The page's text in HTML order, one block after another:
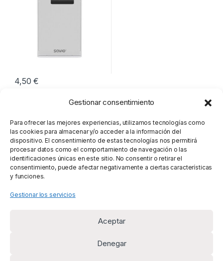
Gestionar consentimiento
Para ofrecer las mejores experiencias, utilizamos tecnologías como
las cookies para almacenar y/o acceder a la información del
dispositivo. El consentimiento de estas tecnologías nos permitirá
procesar datos como el comportamiento de navegación o las
identificaciones únicas en este sitio. No consentir o retirar el
consentimiento, puede afectar negativamente a ciertas características
y funciones.
Gestionar los servicios
Aceptar
Denegar
4,50€
Mostrando el único resultado